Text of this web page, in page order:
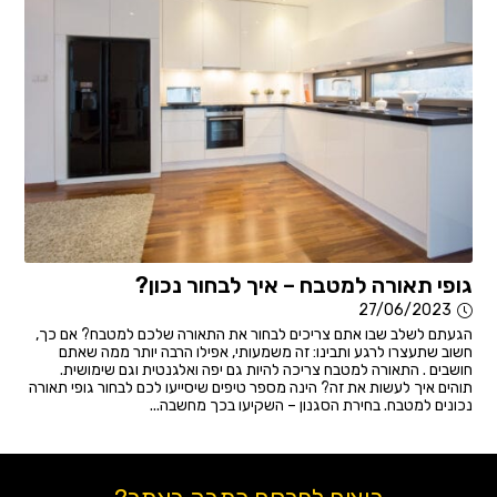
גופי תאורה למטבח – איך לבחור נכון?
27/06/2023
הגעתם לשלב שבו אתם צריכים לבחור את התאורה שלכם למטבח? אם כך,
חשוב שתעצרו לרגע ותבינו: זה משמעותי, אפילו הרבה יותר ממה שאתם
חושבים . התאורה למטבח צריכה להיות גם יפה ואלגנטית וגם שימושית.
תוהים איך לעשות את זה? הינה מספר טיפים שיסייעו לכם לבחור גופי תאורה
נכונים למטבח. בחירת הסגנון – השקיעו בכך מחשבה...